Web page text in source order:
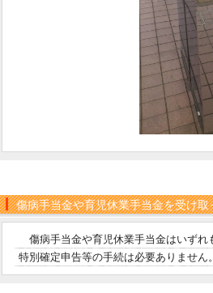
傷病手当金や育児休業手当金を受け
傷病手当金や育児休業手当金はいずれ
特別確定申告等の手続は必要ありません。